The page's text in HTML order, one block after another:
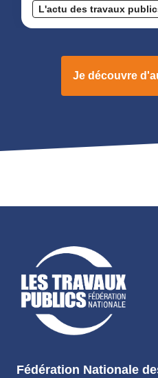
L'actu des travaux
Je découvre
Fédération Nationale